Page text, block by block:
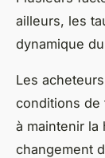
ailleurs, les
dynamique
Les
conditions de
à maintenir la
changement